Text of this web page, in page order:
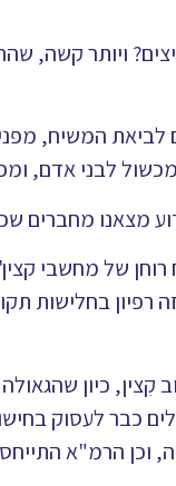
ויותר קשה,
המשיח,
לבני אדם,
מצאנו מחברים
של מחשבי
רפיון בחלישות
כיון שהגאולה
כבר לעסוק
וכן הרמ"א